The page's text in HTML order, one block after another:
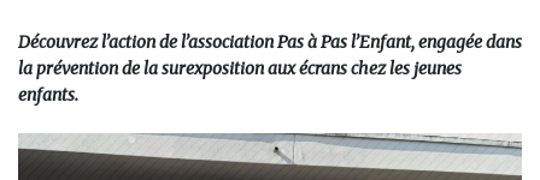
Découvrez l’action de l’association Pas à Pas l’Enfant, engagée dans
la prévention de la surexposition aux écrans chez les jeunes
enfants.